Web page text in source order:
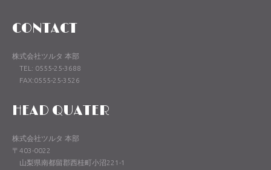
CONTACT
株式会社ツルタ 本部
TEL: 0555-25-3688
FAX:0555-25-3526
HEAD QUATER
株式会社ツルタ 本部
〒403-0022
山梨県南都留郡西桂町小沼221-1